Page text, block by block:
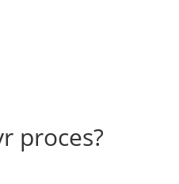
proces?